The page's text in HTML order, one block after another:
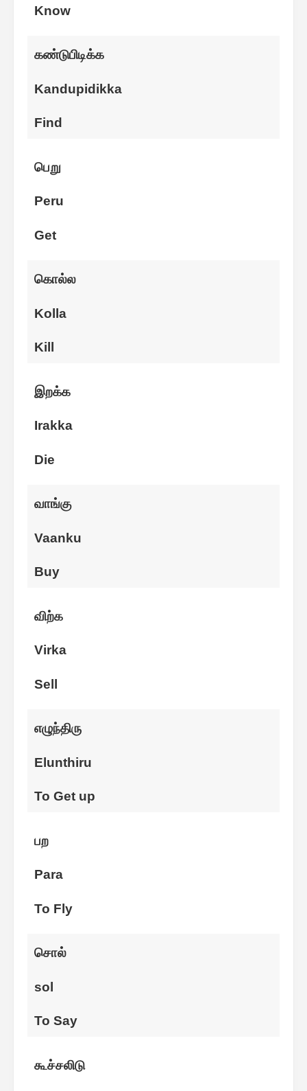
Know
கண்டுபிடிக்க
Kandupidikka
Find
பெறு
Peru
Get
கொல்ல
Kolla
Kill
இறக்க
Irakka
Die
வாங்கு
Vaanku
Buy
விற்க
Virka
Sell
எழுந்திரு
Elunthiru
To Get up
பற
Para
To Fly
சொல்
sol
To Say
கூச்சலிடு